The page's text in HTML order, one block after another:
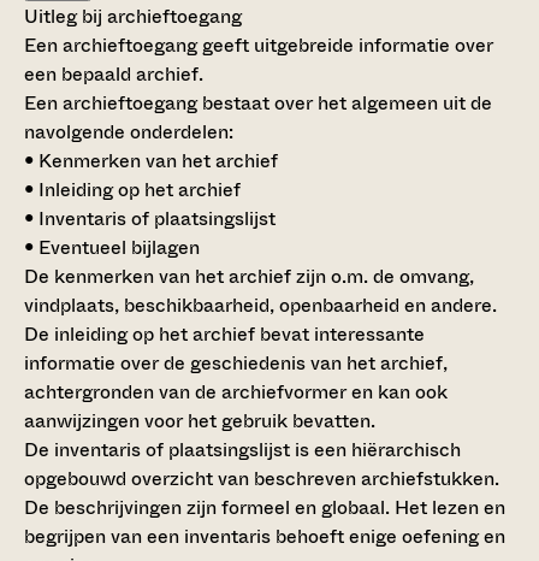
Uitleg bij archieftoegang
Een archieftoegang geeft uitgebreide informatie over
een bepaald archief.
Een archieftoegang bestaat over het algemeen uit de
navolgende onderdelen:
• Kenmerken van het archief
• Inleiding op het archief
• Inventaris of plaatsingslijst
• Eventueel bijlagen
De kenmerken van het archief zijn o.m. de omvang,
vindplaats, beschikbaarheid, openbaarheid en andere.
De inleiding op het archief bevat interessante
informatie over de geschiedenis van het archief,
achtergronden van de archiefvormer en kan ook
aanwijzingen voor het gebruik bevatten.
De inventaris of plaatsingslijst is een hiërarchisch
opgebouwd overzicht van beschreven archiefstukken.
De beschrijvingen zijn formeel en globaal. Het lezen en
begrijpen van een inventaris behoeft enige oefening en